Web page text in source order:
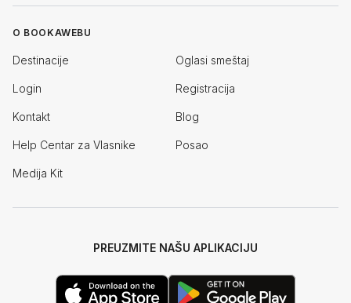
O BOOKAWEBU
Destinacije Oglasi smeštaj
Login Registracija
Kontakt Blog
Help Centar za Vlasnike Posao
Medija Kit
PREUZMITE NAŠU APLIKACIJU